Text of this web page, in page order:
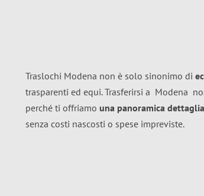
Traslochi Modena non è solo sinonimo di
trasparenti ed equi. Trasferirsi a Modena
perché ti offriamo una panoramica
senza costi nascosti o spese impreviste.